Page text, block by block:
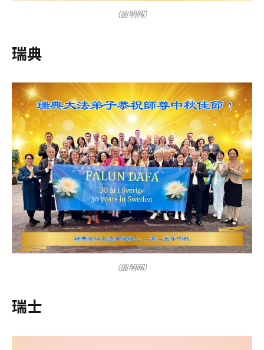
（圆明网）
瑞典
（圆明网）
瑞士